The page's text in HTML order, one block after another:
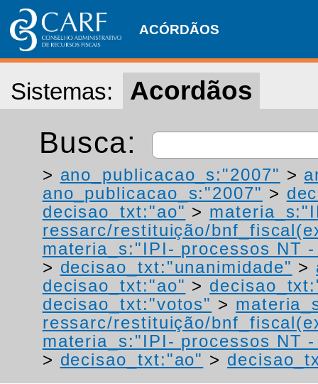
ACÓRDÃOS
Sistemas: Acordãos
Busca:
> ano_publicacao_s:"2007" >
ano_publicacao_s:"2007" >
decisao_txt:"ao" >
ressarc/restituição/
materia_s:"IPI- processos NT
> decisao_txt:"unanimidade" >
decisao_txt:"ao" >
decisao_txt:"votos" >
ressarc/restituição/
materia_s:"IPI- processos NT
> decisao_txt:"ao" >